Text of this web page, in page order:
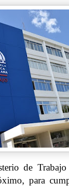
de
para